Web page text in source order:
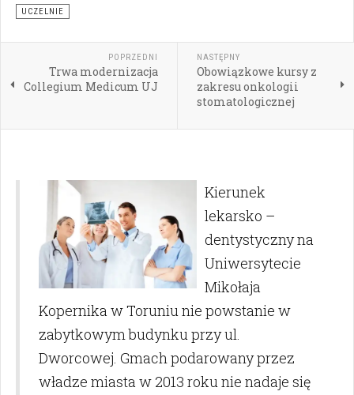
UCZELNIE
POPRZEDNI
Trwa modernizacja
Collegium Medicum UJ
NASTĘPNY
Obowiązkowe kursy z
zakresu onkologii
stomatologicznej
Kierunek
lekarsko –
dentystyczny na
Uniwersytecie
Mikołaja
Kopernika w Toruniu nie powstanie w
zabytkowym budynku przy ul.
Dworcowej. Gmach podarowany przez
władze miasta w 2013 roku nie nadaje się